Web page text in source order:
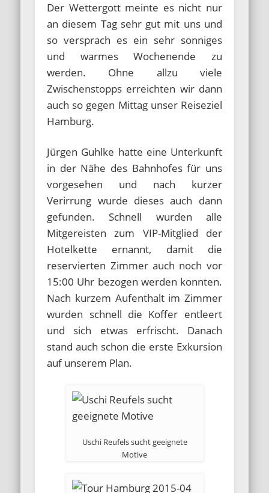
Der Wettergott meinte es nicht nur
an diesem Tag sehr gut mit uns und
so versprach es ein sehr sonniges
und warmes Wochenende zu
werden. Ohne allzu viele
Zwischenstopps erreichten wir dann
auch so gegen Mittag unser Reiseziel
Hamburg.
Jürgen Guhlke hatte eine Unterkunft
in der Nähe des Bahnhofes für uns
vorgesehen und nach kurzer
Verirrung wurde dieses auch dann
gefunden. Schnell wurden alle
Mitgereisten zum VIP-Mitglied der
Hotelkette ernannt, damit die
reservierten Zimmer auch noch vor
15:00 Uhr bezogen werden konnten.
Nach kurzem Aufenthalt im Zimmer
wurden schnell die Koffer entleert
und sich etwas erfrischt. Danach
stand auch schon die erste Exkursion
auf unserem Plan.
Uschi Reufels sucht geeignete
Motive